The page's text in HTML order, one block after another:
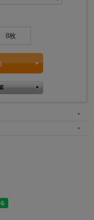
カバーやジュウ
までの紙コップ
。
8枚